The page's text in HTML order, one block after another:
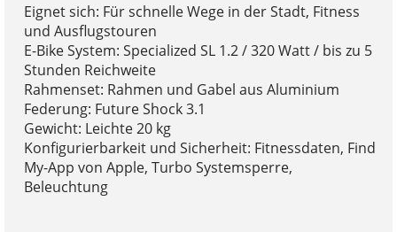
Eignet sich: Für schnelle Wege in der Stadt, Fitness
und Ausflugstouren
E-Bike System: Specialized SL 1.2 / 320 Watt / bis zu 5
Stunden Reichweite
Rahmenset: Rahmen und Gabel aus Aluminium
Federung: Future Shock 3.1
Gewicht: Leichte 20 kg
Konfigurierbarkeit und Sicherheit: Fitnessdaten, Find
My-App von Apple, Turbo Systemsperre,
Beleuchtung